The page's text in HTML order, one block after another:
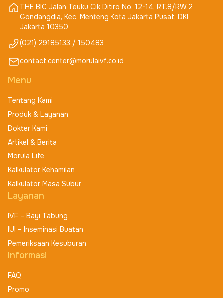
THE BIC Jalan Teuku Cik Ditiro No. 12-14, RT.8/RW.2
Gondangdia, Kec. Menteng Kota Jakarta Pusat, DKI
Jakarta 10350
(021) 29185133 / 150483
contact.center@morulaivf.co.id
Menu
Tentang Kami
Produk & Layanan
Dokter Kami
Artikel & Berita
Morula Life
Kalkulator Kehamilan
Kalkulator Masa Subur
Layanan
IVF – Bayi Tabung
IUI – Inseminasi Buatan
Pemeriksaan Kesuburan
Informasi
FAQ
Promo